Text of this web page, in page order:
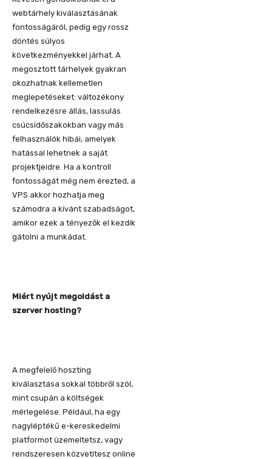
webtárhely kiválasztásának
fontosságáról, pedig egy rossz
döntés súlyos
következményekkel járhat. A
megosztott tárhelyek gyakran
okozhatnak kellemetlen
meglepetéseket: változékony
rendelkezésre állás, lassulás
csúcsidőszakokban vagy más
felhasználók hibái, amelyek
hatással lehetnek a saját
projektjeidre. Ha a kontroll
fontosságát még nem érezted, a
VPS akkor hozhatja meg
számodra a kívánt szabadságot,
amikor ezek a tényezők el kezdik
gátolni a munkádat.
Miért nyújt megoldást a
szerver hosting?
A megfelelő hoszting
kiválasztása sokkal többről szól,
mint csupán a költségek
mérlegelése. Például, ha egy
nagyléptékű e-kereskedelmi
platformot üzemeltetsz, vagy
rendszeresen közvetítesz online